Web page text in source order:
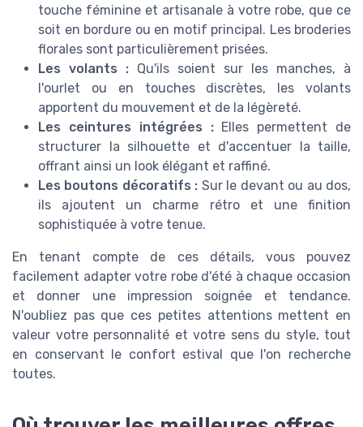
touche féminine et artisanale à votre robe, que ce
soit en bordure ou en motif principal. Les broderies
florales sont particulièrement prisées.
Les volants : Qu'ils soient sur les manches, à
l'ourlet ou en touches discrètes, les volants
apportent du mouvement et de la légèreté.
Les ceintures intégrées :Elles permettent de
structurer la silhouette et d'accentuer la taille,
offrant ainsi un look élégant et raffiné.
Les boutons décoratifs : Sur le devant ou au dos,
ils ajoutent un charme rétro et une finition
sophistiquée à votre tenue.
En tenant compte de ces détails, vous pouvez
facilement adapter votre robe d'été à chaque occasion
et donner une impression soignée et tendance.
N'oubliez pas que ces petites attentions mettent en
valeur votre personnalité et votre sens du style, tout
en conservant le confort estival que l'on recherche
toutes.